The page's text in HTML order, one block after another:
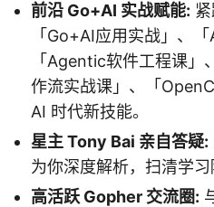
前沿 Go+AI 实战赋能:
「Go+AI应用实战」、
「Agentic软件工程课
作流实战课」、「
AI 时代新技能。
星主 Tony Bai 亲自答疑:
为你深度解析，扫清学习
高活跃 Gopher 交流圈: